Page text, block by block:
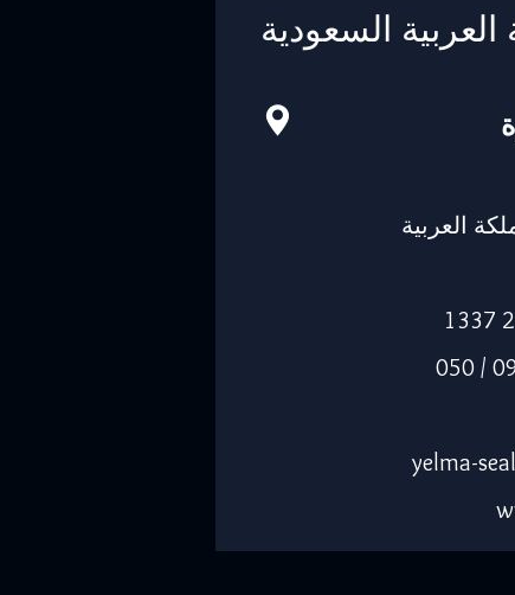
العربية السعودية
المملكة العربية
الجوال: 055 0974205 / 050